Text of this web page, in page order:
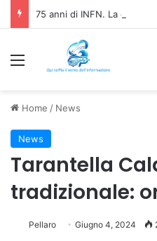
Menu
Home / News
News
Tarantella
tradizionale:
Pellaro Giugno 4, 2024